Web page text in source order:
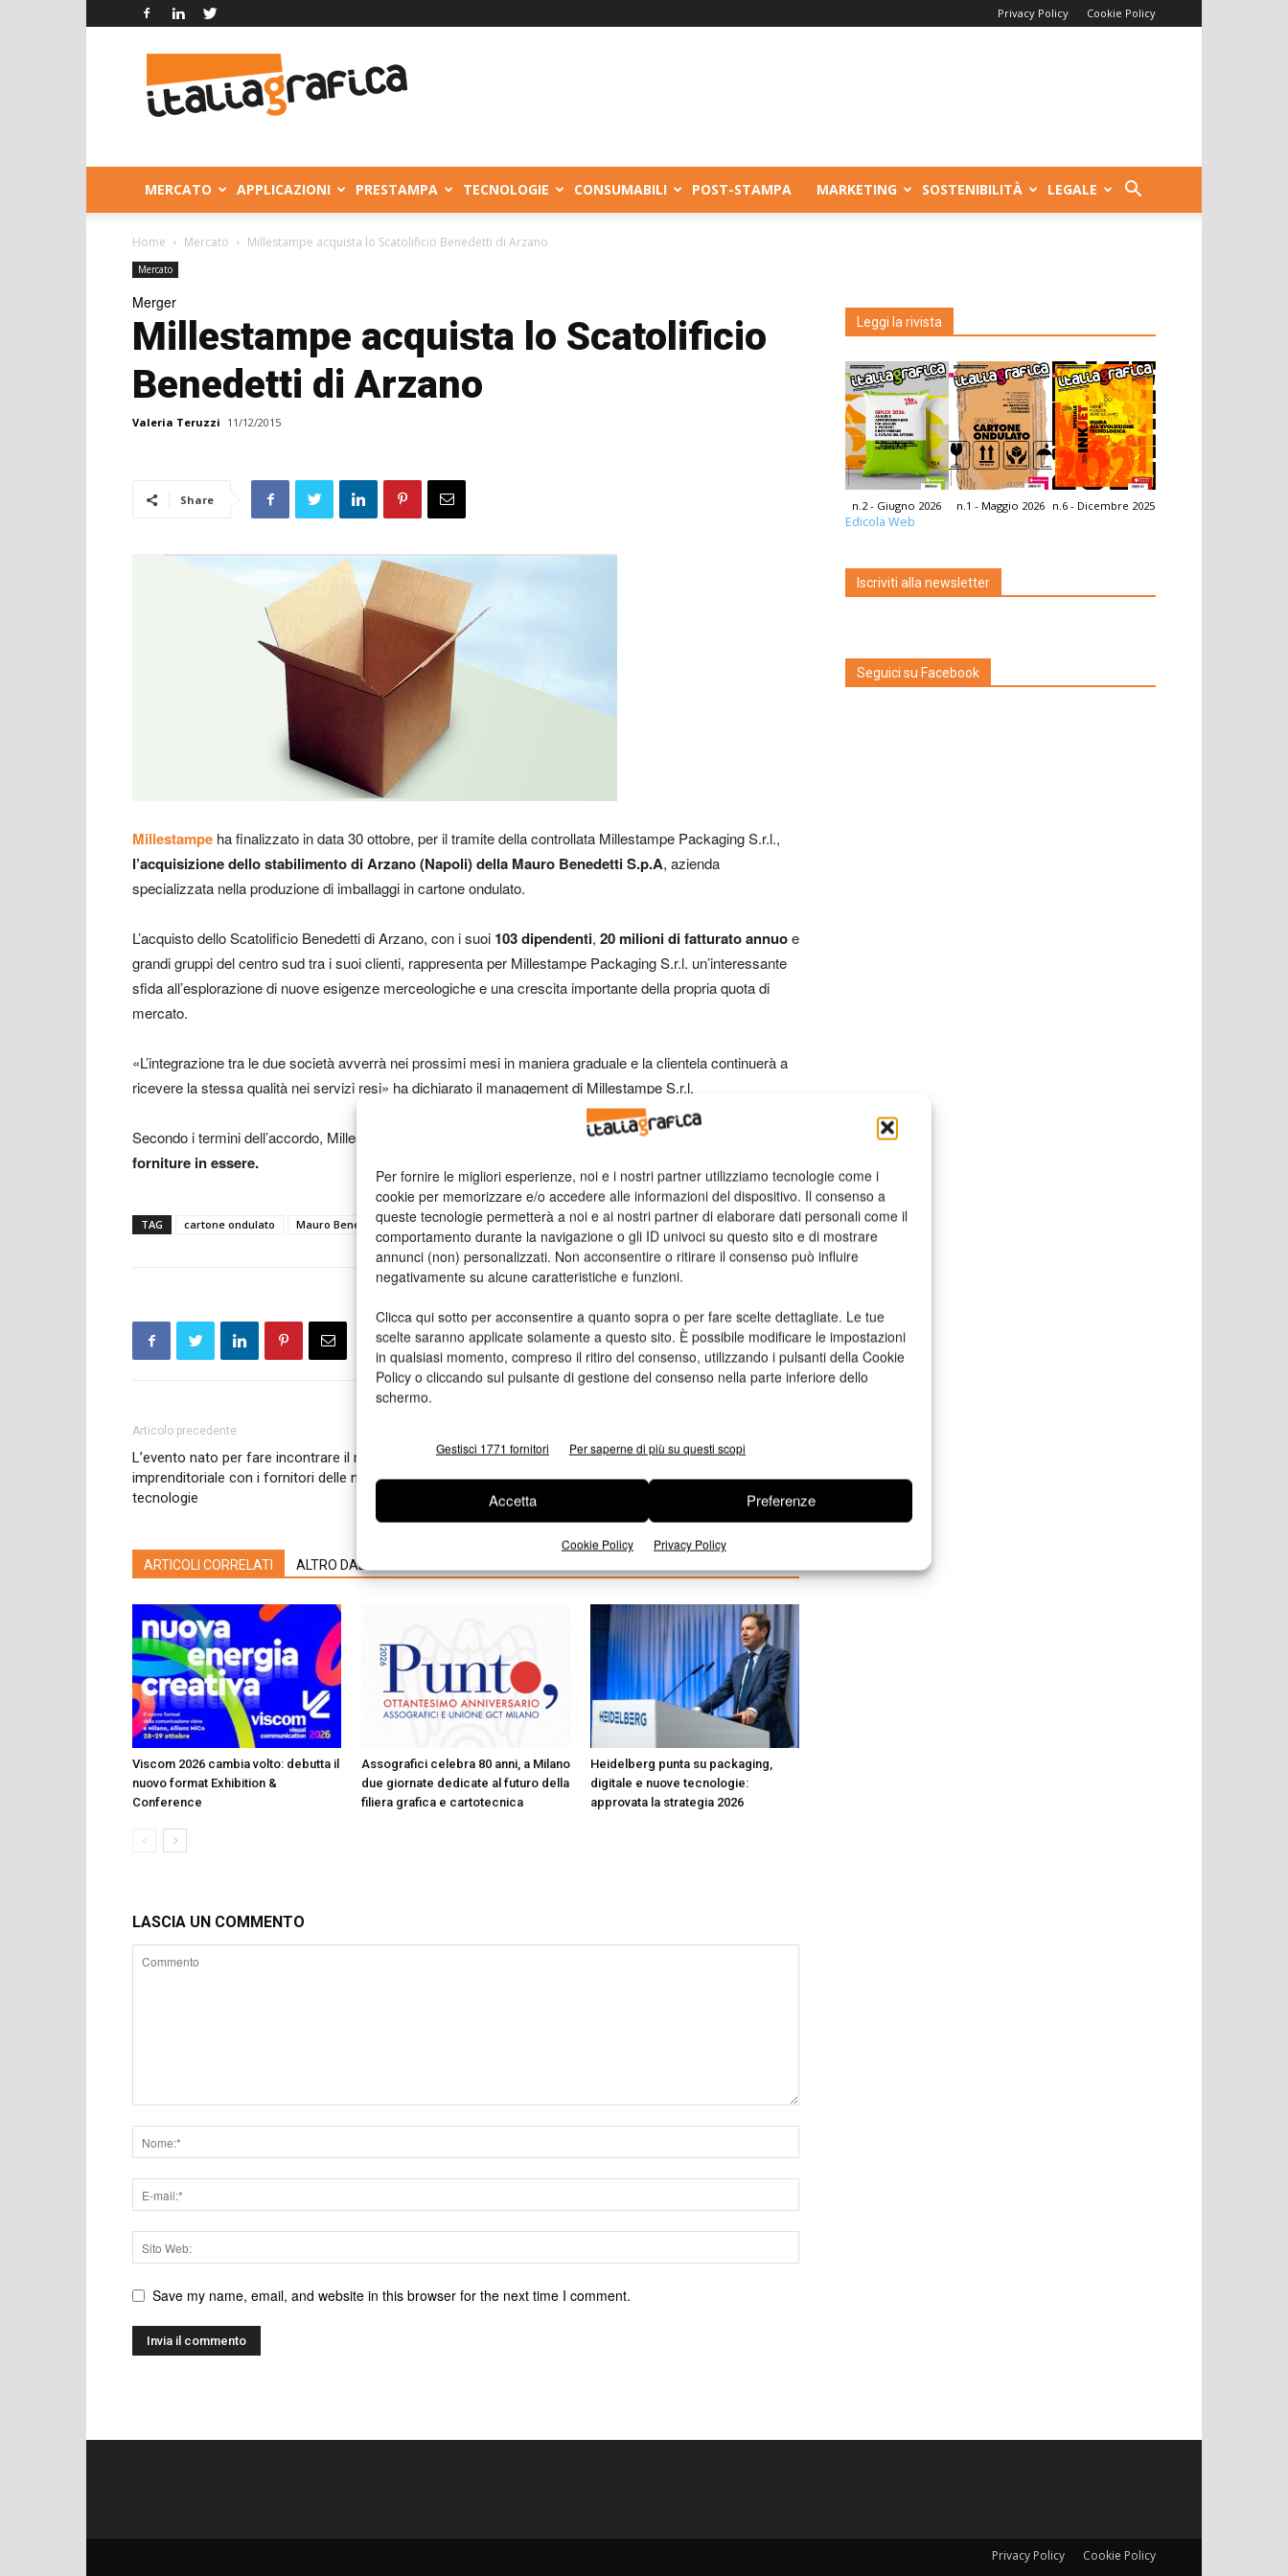
Per fornire le migliori esperienze, noi e i nostri partner utilizziamo tecnologie come i
cookie per memorizzare e/o accedere alle informazioni del dispositivo. Il consenso a
queste tecnologie permetterà a noi e ai nostri partner di elaborare dati personali come il
comportamento durante la navigazione o gli ID univoci su questo sito e di mostrare
annunci (non) personalizzati. Non acconsentire o ritirare il consenso può influire
negativamente su alcune caratteristiche e funzioni.
Clicca qui sotto per acconsentire a quanto sopra o per fare scelte dettagliate. Le tue
scelte saranno applicate solamente a questo sito. È possibile modificare le impostazioni
in qualsiasi momento, compreso il ritiro del consenso, utilizzando i pulsanti della Cookie
Policy o cliccando sul pulsante di gestione del consenso nella parte inferiore dello
schermo.
Gestisci 1771 fornitori Per saperne di più su questi scopi
Accetta Preferenze
Cookie Policy Privacy Policy
Privacy Policy Cookie Policy
Grafica
MERCATO APPLICAZIONI PRESTAMPA TECNOLOGIE CONSUMABILI POST-STAMPA MARKETING SOSTENIBILITÀ LEGALE
Home Mercato Millestampe acquista lo Scatolificio Benedetti di Arzano
Mercato
Merger
Millestampe acquista lo Scatolificio
Benedetti di Arzano
Valeria Teruzzi 11/12/2015
Share
Millestampe ha finalizzato in data 30 ottobre, per il tramite della controllata Millestampe Packaging S.r.l.,
l’acquisizione dello stabilimento di Arzano (Napoli) della Mauro Benedetti S.p.A, azienda
specializzata nella produzione di imballaggi in cartone ondulato.
L’acquisto dello Scatolificio Benedetti di Arzano, con i suoi 103 dipendenti, 20 milioni di fatturato annuoe
grandi gruppi del centro sud tra i suoi clienti, rappresenta per Millestampe Packaging S.r.l. un’interessante
sfida all’esplorazione di nuove esigenze merceologiche e una crescita importante della propria quota di
mercato.
«L’integrazione tra le due società avverrà nei prossimi mesi in maniera graduale e la clientela continuerà a
ricevere la stessa qualità nei servizi resi» ha dichiarato il management di Millestampe S.r.l.
Secondo i termini dell’accordo, Millestampe Packaging S.r.l. si impegnerà ad assicurare
forniture in essere.
TAG cartone ondulato Mauro Benedetti Millestampe packaging
Articolo precedente
L’evento nato per fare incontrare il mondo
imprenditoriale con i fornitori delle nuove
tecnologie
Il Consiglio Direttivo Acsg per il triennio 2016-
2018
ARTICOLI CORRELATI ALTRO DALL'AUTORE
Viscom 2026 cambia volto: debutta il
nuovo format Exhibition &
Conference
Assografici celebra 80 anni, a Milano
due giornate dedicate al futuro della
filiera grafica e cartotecnica
Heidelberg punta su packaging,
digitale e nuove tecnologie:
approvata la strategia 2026
LASCIA UN COMMENTO
Save my name, email, and website in this browser for the next time I comment.
Leggi la rivista
n.2 - Giugno 2026 n.1 - Maggio 2026 n.6 - Dicembre 2025
Edicola Web
Iscriviti alla newsletter
Seguici su Facebook
Privacy Policy Cookie Policy